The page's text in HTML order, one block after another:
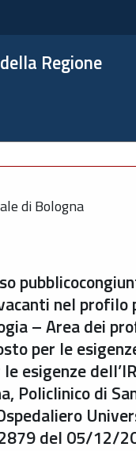
Regione
di Bologna
nel
– Area dei
per le
esigenze
Policlinico di
del 05/12/